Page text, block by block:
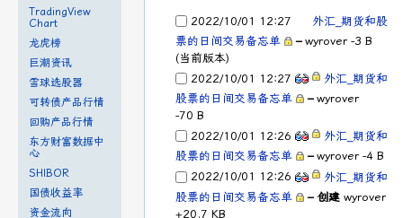
2022/10/01 12:27
外汇_期货和股
票的日间交易备忘单
–wyrover -3 B
(当前版本)
2022/10/01 12:27
外汇_期货和
股票的日间交易备忘单
–wyrover
-70 B
2022/10/01 12:26
外汇_期货和
股票的日间交易备忘单
–wyrover -4 B
2022/10/01 12:26
外汇_期货和
股票的日间交易备忘单
– 创建 wyrover
+20.7 KB
TradingView
Chart
龙虎榜
巨潮资讯
雪球选股器
可转债产品行情
回购产品行情
东方财富数据中
心
SHIBOR
国债收益率
资金流向